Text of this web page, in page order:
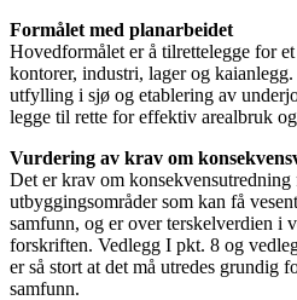
Formålet med planarbeidet
Hovedformålet er å tilrettelegge for
kontorer, industri, lager og
utfylling i sjø og etablering av
legge til rette for effektiv arealbruk
Vurdering av krav om
Det er krav om
utbyggingsområder som kan få
samfunn, og er over terskelverdien
forskriften. Vedlegg I pkt. 8 og
er så stort at det må utredes grundig
samfunn.